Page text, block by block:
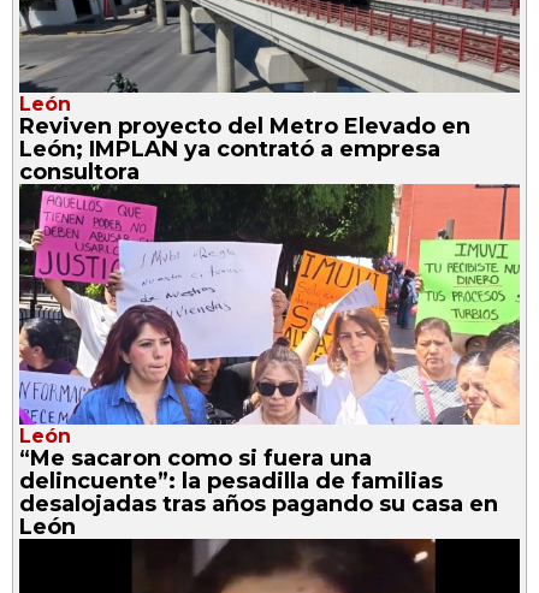
León
Reviven proyecto del Metro Elevado en
León; IMPLAN ya contrató a empresa
consultora
León
“Me sacaron como si fuera una
delincuente”: la pesadilla de familias
desalojadas tras años pagando su casa en
León